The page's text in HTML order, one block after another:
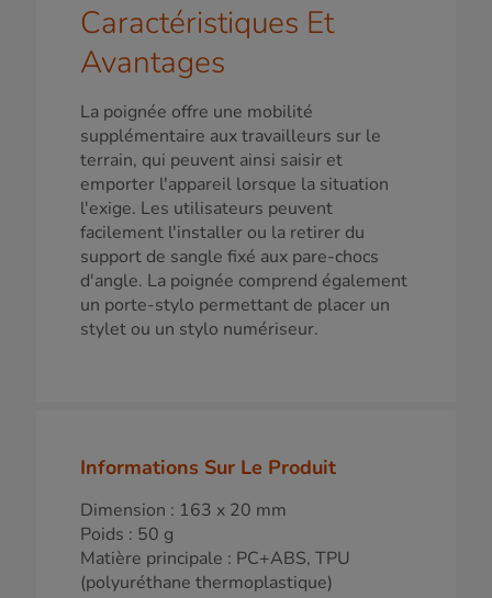
Caractéristiques Et
Avantages
La poignée offre une mobilité
supplémentaire aux travailleurs sur le
terrain, qui peuvent ainsi saisir et
emporter l'appareil lorsque la situation
l'exige. Les utilisateurs peuvent
facilement l'installer ou la retirer du
support de sangle fixé aux pare-chocs
d'angle. La poignée comprend également
un porte-stylo permettant de placer un
stylet ou un stylo numériseur.
Informations Sur Le Produit
Dimension : 163 x 20 mm
Poids : 50 g
Matière principale : PC+ABS, TPU
(polyuréthane thermoplastique)